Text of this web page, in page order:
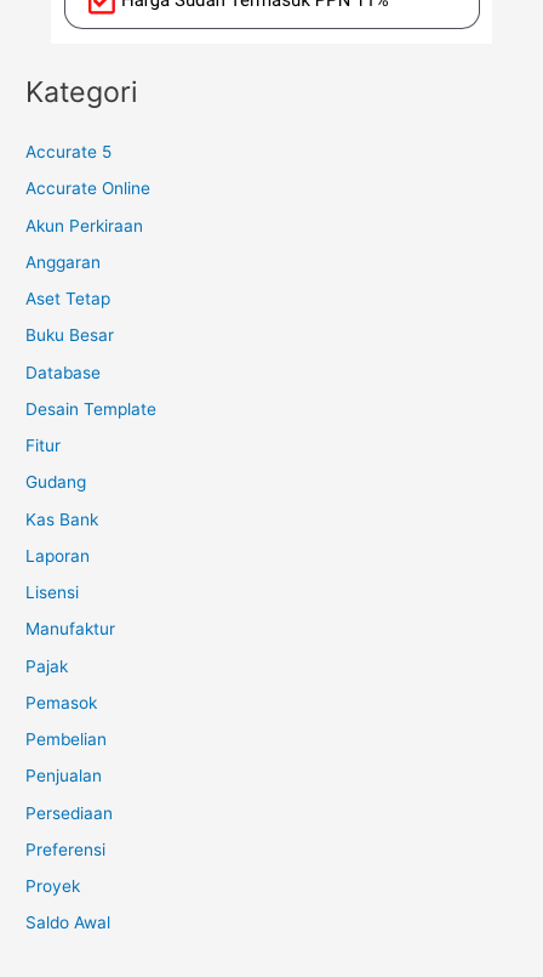
Kategori
Accurate 5
Accurate Online
Akun Perkiraan
Anggaran
Aset Tetap
Buku Besar
Database
Desain Template
Fitur
Gudang
Kas Bank
Laporan
Lisensi
Manufaktur
Pajak
Pemasok
Pembelian
Penjualan
Persediaan
Preferensi
Proyek
Saldo Awal